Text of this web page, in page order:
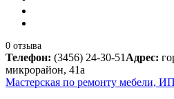
0 отзыва
Телефон: (3456) 24-30-51 Адрес:
микрорайон, 41а
Мастерская по ремонту мебели,